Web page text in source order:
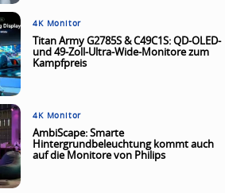
4K Monitor
Titan Army G2785S & C49C1S: QD-OLED-
und 49-Zoll-Ultra-Wide-Monitore zum
Kampfpreis
4K Monitor
AmbiScape: Smarte
Hintergrundbeleuchtung kommt auch
auf die Monitore von Philips